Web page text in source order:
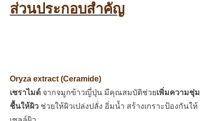
ส่วนประกอบสำคัญ
Oryza extract (Ceramide)
เซราไมด์ จากจมูกข้าวญี่ปุ่น มีคุณสมบัติช่วยเพิ่มความชุ่ม
ชื้นให้ผิวช่วยให้ผิวเปล่งปลั่ง อิ่มน้ำ สร้างเกราะป้องกันให้